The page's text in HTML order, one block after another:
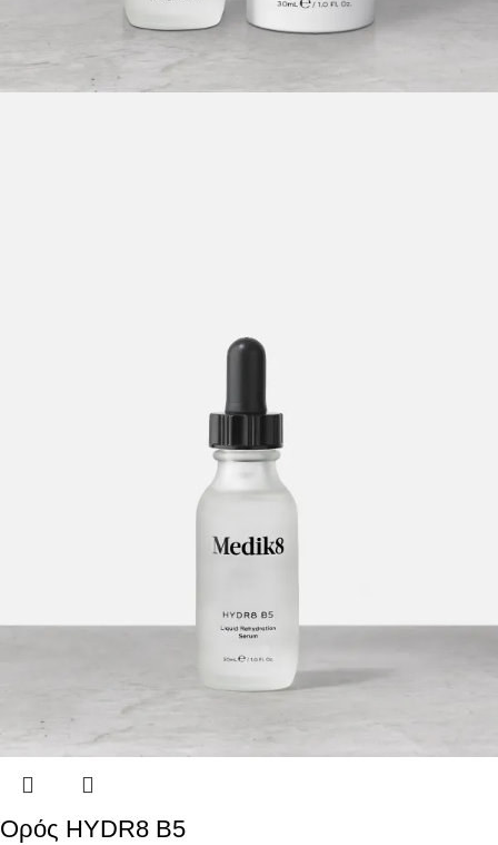
Ορός HYDR8 B5